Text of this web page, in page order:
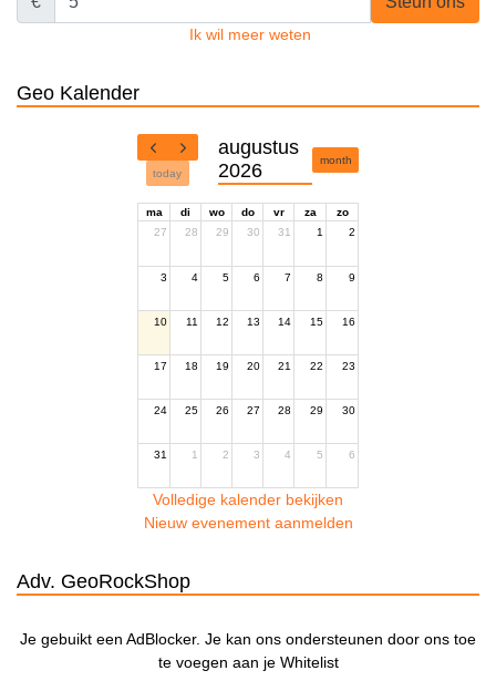
Ik wil meer weten
Geo Kalender
today
augustus
2026
month
ma di wo do vr za
zo
27
28 29 30 31 1 2
3 4 5 6 7 8 9
10 11 12 13 14 15 16
17 18 19 20 21 22 23
24 25 26 27 28 29 30
31 1 2 3 4 5 6
Volledige kalender bekijken
Nieuw evenement aanmelden
Adv. GeoRockShop
Je gebuikt een AdBlocker. Je kan ons ondersteunen door ons toe
te voegen aan je Whitelist